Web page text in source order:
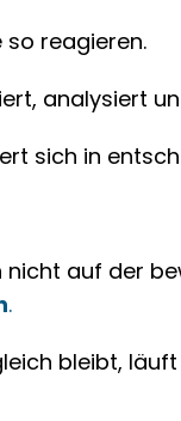
so reagieren.
analysiert
sich in
.
bleibt,